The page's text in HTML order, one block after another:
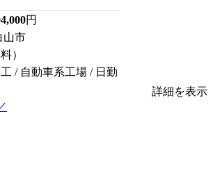
円
山市
）
/ 自動車系工場 / 日勤
詳細を表示